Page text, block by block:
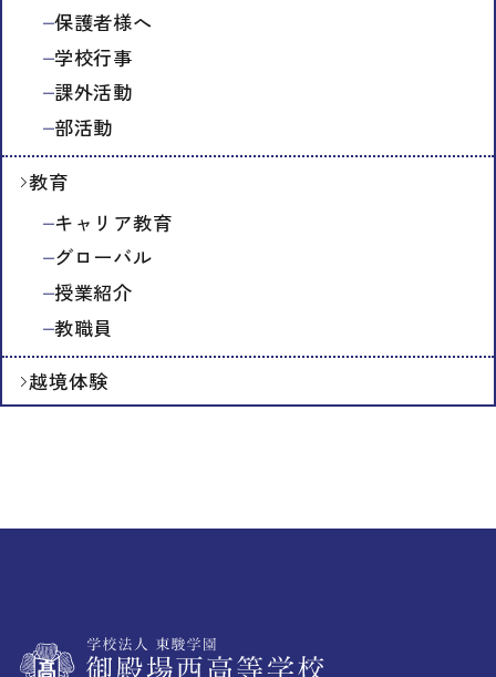
保護者様へ
学校行事
課外活動
部活動
教育
キャリア教育
グローバル
授業紹介
教職員
越境体験